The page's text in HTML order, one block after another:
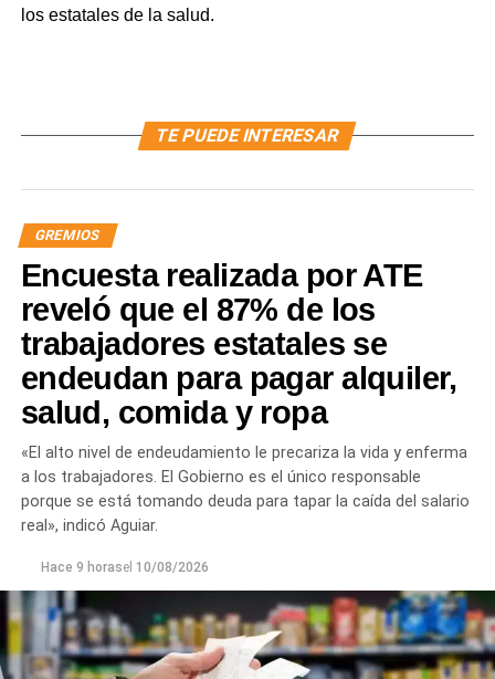
los estatales de la salud.
TE PUEDE INTERESAR
GREMIOS
Encuesta realizada por ATE
reveló que el 87% de los
trabajadores estatales se
endeudan para pagar alquiler,
salud, comida y ropa
«El alto nivel de endeudamiento le precariza la vida y enferma
a los trabajadores. El Gobierno es el único responsable
porque se está tomando deuda para tapar la caída del salario
real», indicó Aguiar.
Hace 9 horasel 10/08/2026